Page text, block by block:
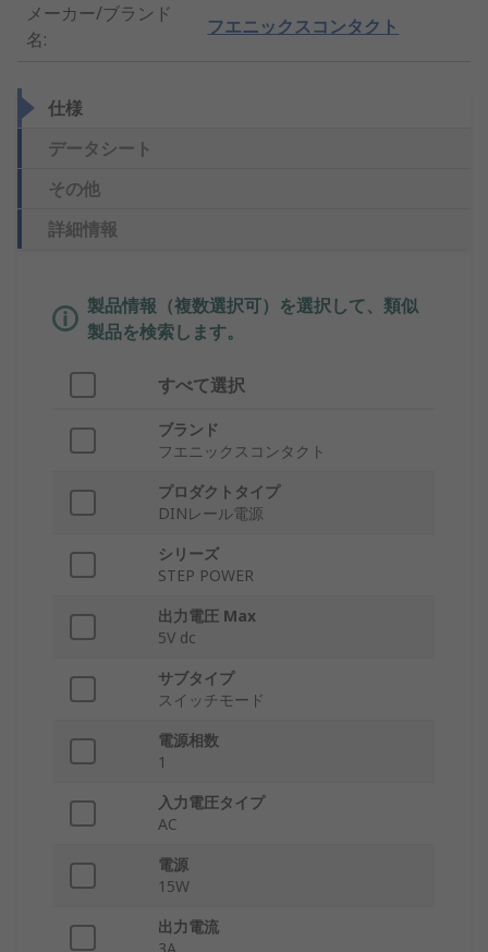
メーカー/ブランド
名:
フエニックスコンタクト
仕様
データシート
その他
詳細情報
製品情報（複数選択可）を選択して、類似
製品を検索します。
すべて選択
ブランド
フエニックスコンタクト
プロダクトタイプ
DINレール電源
シリーズ
STEP POWER
出力電圧 Max
5V dc
サブタイプ
スイッチモード
電源相数
1
入力電圧タイプ
AC
電源
15W
出力電流